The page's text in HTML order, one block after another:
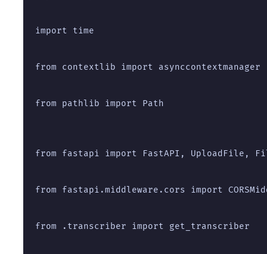
import time
from contextlib import asynccontextmanager
from pathlib import Path
from fastapi import FastAPI, UploadFile,
from fastapi.middleware.cors import
from .transcriber import get_transcriber